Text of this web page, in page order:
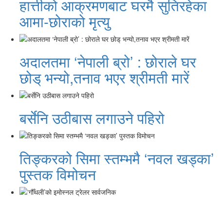
हात्तीको आक्रमणबाट घरमै सुतिरहेका
आमा-छोराको मृत्यु
अदालतमा ‘नेपाली ब्रो’ : छोराले घर
छोड् भन्यो,तनाव भएर श्रीमती मारें
बर्सेनि उठीबास लगाउने पहिरो
तिङ्करको सिमा स्तम्भमै ‘नवल खड्का’
पुस्तक विमोचन